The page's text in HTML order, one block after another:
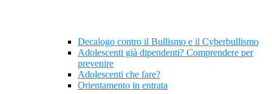
Decalogo contro il Bullismo e il Cyberbullismo
Adolescenti già dipendenti? Comprendere per
prevenire
Adolescenti che fare?
Orientamento in entrata